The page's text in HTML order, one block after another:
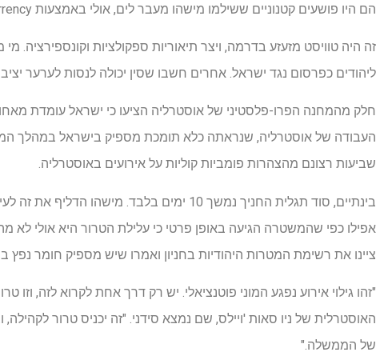
הם היו פושעים קטנוניים ששילמו מישהו מעבר לים, אולי באמצעות cryptocurrency, כדי לבצע את הפיגועים.
זה היה טוויסט מזעזע בדרמה, ויצר תיאוריות ספקולציות וקונספירציה.
ליהודים כפרסום נגד ישראל. אחרים חשבו שסין יכולה לנסות לערער
חלק מהמחנה הפרו-פלסטיני של אוסטרליה הציעו כי ישראל עומדת
העבודה של אוסטרליה, שנראתה כלא תומכת מספיק בישראל במהלך
שביעות רצונם מהצהרות פומביות קוליות על אירועים באוסטרליה.
אפילו כפי שהמשטרה הגיעה באופן פרטי כי עלילת הטרור היא אולי לא
ציינו את רשימת המטרות היהודיות בחניון ואמרו שיש מספיק חומר נפץ בפנים
"זהו גילוי אירוע נפגע המוני פוטנציאלי. יש רק דרך אחת לקרוא לזה,
האוסטרלית של ניו סאות 'ויילס, שם נמצא סידני. "זה יכניס טרור
של הממשלה."